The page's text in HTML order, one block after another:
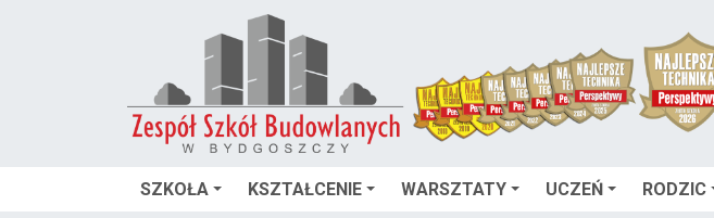
SZKOŁA KSZTAŁCENIE WARSZTATY UCZEŃ RODZIC